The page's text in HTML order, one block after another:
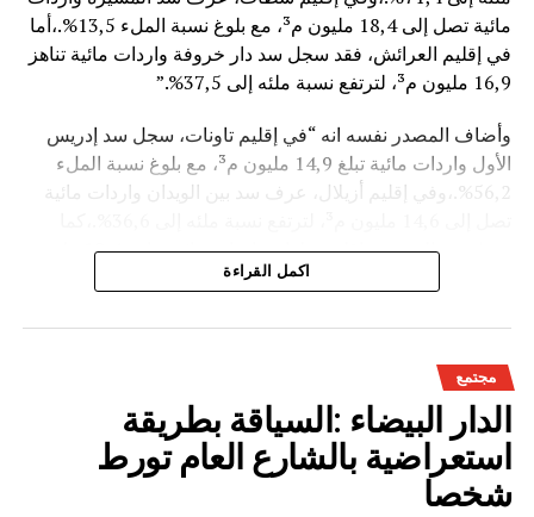
مائية تصل إلى 18,4 مليون م³، مع بلوغ نسبة الملء 13,5%.،أما
في إقليم العرائش، فقد سجل سد دار خروفة واردات مائية تناهز
16,9 مليون م³، لترتفع نسبة ملئه إلى 37,5%.”
وأضاف المصدر نفسه انه “في إقليم تاونات، سجل سد إدريس
الأول واردات مائية تبلغ 14,9 مليون م³، مع بلوغ نسبة الملء
56,2%.،وفي إقليم أزيلال، عرف سد بين الويدان واردات مائية
وتعكس هذه المعطيات الأثر الإيجابي على الثروة المائية
الوطنية،والفرشة المئية عموما ووقعها الايجابي على الفلاحة بعد
سنوات الجفاف .
اكمل القراءة
مجتمع
الدار البيضاء :السياقة بطريقة
استعراضية بالشارع العام تورط
شخصا